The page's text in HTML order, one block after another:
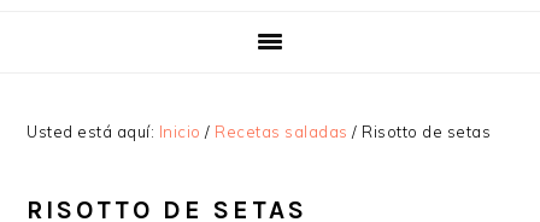
Usted está aquí: Inicio / Recetas saladas / Risotto de setas
RISOTTO DE SETAS